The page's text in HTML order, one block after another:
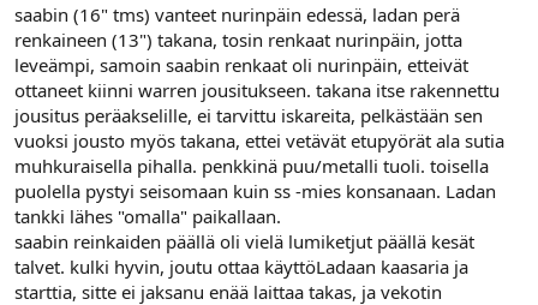
saabin (16" tms) vanteet nurinpäin edessä, ladan perä
renkaineen (13") takana, tosin renkaat nurinpäin, jotta
leveämpi, samoin saabin renkaat oli nurinpäin, etteivät
ottaneet kiinni warren jousitukseen. takana itse rakennettu
jousitus peräakselille, ei tarvittu iskareita, pelkästään sen
vuoksi jousto myös takana, ettei vetävät etupyörät ala sutia
muhkuraisella pihalla. penkkinä puu/metalli tuoli. toisella
puolella pystyi seisomaan kuin ss -mies konsanaan. Ladan
tankki lähes "omalla" paikallaan.
saabin reinkaiden päällä oli vielä lumiketjut päällä kesät
talvet. kulki hyvin, joutu ottaa käyttöLadaan kaasaria ja
starttia, sitte ei jaksanu enää laittaa takas, ja vekotin